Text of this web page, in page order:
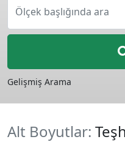
Ölçek başlığında ara
Gelişmiş Arama
Alt Boyutlar: